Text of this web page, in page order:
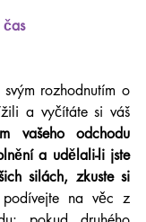
čas
rozhodnutím o
a vyčítáte si váš
vašeho odchodu
a udělali-li jste
silách, zkuste si
na věc z